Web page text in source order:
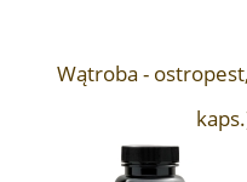
Wątroba -